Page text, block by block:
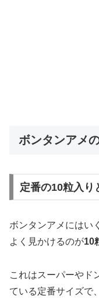
ボンタンアメ
定番の10粒入り
ボンタンアメにはい
よく見かけるのが10
これはスーパーやド
ている定番サイズで